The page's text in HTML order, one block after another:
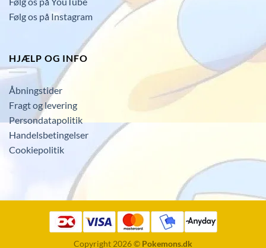
Følg os på Instagram
HJÆLP OG INFO
Åbningstider
Fragt og levering
Persondatapolitik
Handelsbetingelser
Cookiepolitik
Copyright 2026 © Pokemons.dk